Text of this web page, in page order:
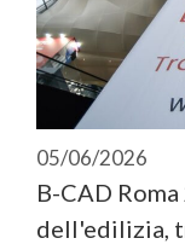
05/06/2026
B-CAD
dell'edilizia,